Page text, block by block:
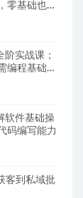
零基础也能
阶实战课；
编程基础也
软件基础操
码编写能力
客到私域批